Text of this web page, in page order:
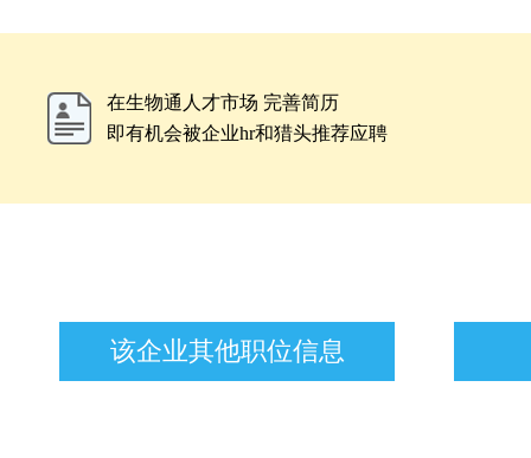
在生物通人才市场 完善简历
即有机会被企业hr和猎头推荐应聘
该企业其他职位信息